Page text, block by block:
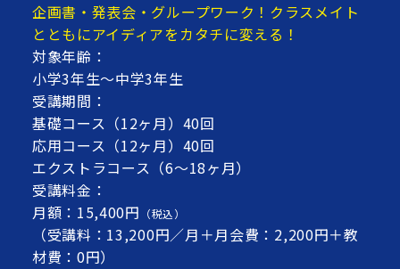
企画書・発表会・グループワーク！クラスメイト
とともにアイディアをカタチに変える！
対象年齢：
小学3年生～中学3年生
受講期間：
基礎コース（12ヶ月）40回
応用コース（12ヶ月）40回
エクストラコース（6～18ヶ月）
受講料金：
月額：15,400円 （税込）
（受講料：13,200円／月＋月会費：2,200円＋教
材費：0円）